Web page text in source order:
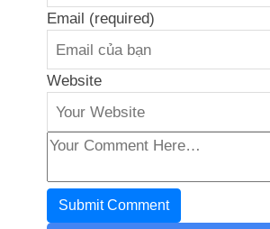
Email (required)
Website